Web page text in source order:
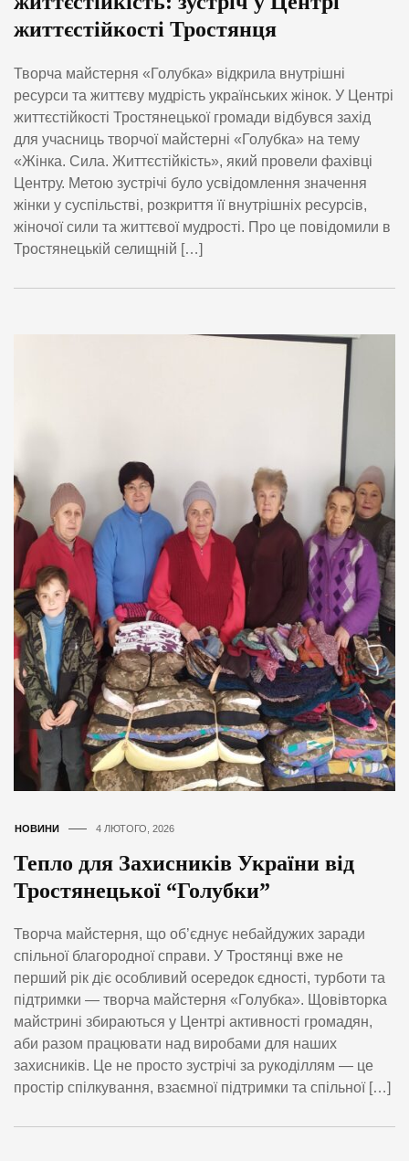
життєстійкості Тростянця
Творча майстерня «Голубка» відкрила внутрішні
ресурси та життєву мудрість українських жінок. У Центрі
життєстійкості Тростянецької громади відбувся захід
для учасниць творчої майстерні «Голубка» на тему
«Жінка. Сила. Життєстійкість», який провели фахівці
Центру. Метою зустрічі було усвідомлення значення
жінки у суспільстві, розкриття її внутрішніх ресурсів,
жіночої сили та життєвої мудрості. Про це повідомили в
Тростянецькій селищній […]
НОВИНИ 4 ЛЮТОГО, 2026
Тепло для Захисників України від
Тростянецької “Голубки”
Творча майстерня, що об’єднує небайдужих заради
спільної благородної справи. У Тростянці вже не
перший рік діє особливий осередок єдності, турботи та
підтримки — творча майстерня «Голубка». Щовівторка
майстрині збираються у Центрі активності громадян,
аби разом працювати над виробами для наших
захисників. Це не просто зустрічі за рукоділлям — це
простір спілкування, взаємної підтримки та спільної […]